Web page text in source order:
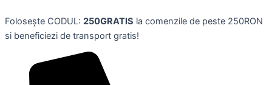
to
content
Folosește CODUL: 250GRATIS la comenzile de peste 250RON
si beneficiezi de transport gratis!
verde
din
marime